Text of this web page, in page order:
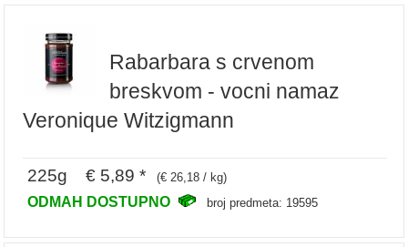
Rabarbara s crvenom
breskvom - vocni namaz
Veronique Witzigmann
225g € 5,89 * (€ 26,18 / kg)
ODMAH DOSTUPNO broj predmeta: 19595